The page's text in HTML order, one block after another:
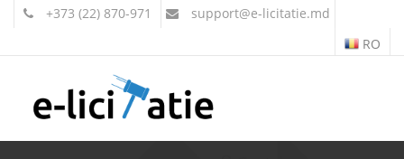
+373 (22) 870-971 support@e-licitatie.md
RO